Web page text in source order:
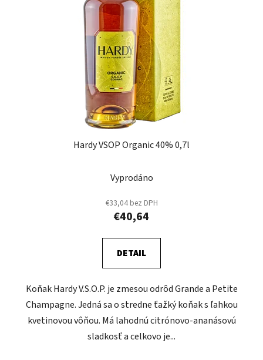
Hardy VSOP Organic 40% 0,7l
Vyprodáno
€33,04 bez DPH
€40,64
DETAIL
Koňak Hardy V.S.O.P. je zmesou odrôd Grande a Petite
Champagne. Jedná sa o stredne ťažký koňak s ľahkou
kvetinovou vôňou. Má lahodnú citrónovo-ananásovú
sladkosť a celkovo je...